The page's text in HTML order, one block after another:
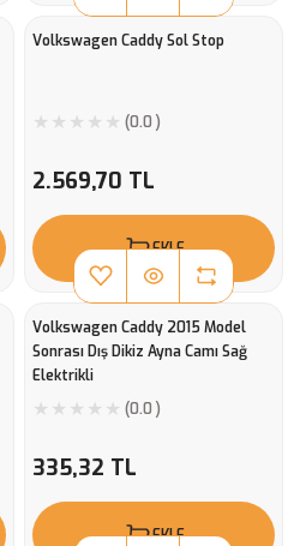
Volkswagen Caddy Sol Stop
(0.0 )
2.569,70 TL
EKLE
Volkswagen Caddy 2015 Model
Sonrası Dış Dikiz Ayna Camı Sağ
Elektrikli
(0.0 )
335,32 TL
EKLE